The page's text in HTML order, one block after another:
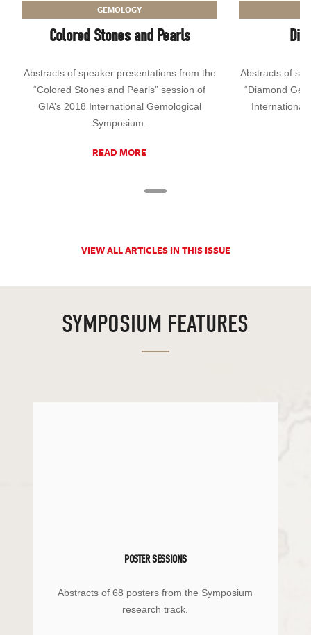
GEMOLOGY
Colored Stones and Pearls
Abstracts of speaker presentations from the
“Colored Stones and Pearls” session of
GIA’s 2018 International Gemological
Symposium.
READ MORE
Abstracts of
“Diamond
International
VIEW ALL ARTICLES IN THIS ISSUE
SYMPOSIUM FEATURES
POSTER SESSIONS
Abstracts of 68 posters from the Symposium
research track.